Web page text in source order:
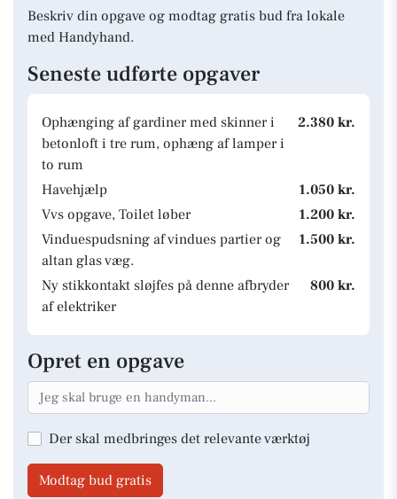
Beskriv din opgave og modtag gratis bud fra lokale
med Handyhand.
Seneste udførte opgaver
Ophænging af gardiner med skinner i
betonloft i tre rum, ophæng af lamper i
to rum
2.380 kr.
Havehjælp
1.050 kr.
Vvs opgave, Toilet løber
1.200 kr.
Vinduespudsning af vindues partier og
altan glas væg.
1.500 kr.
Ny stikkontakt sløjfes på denne afbryder
af elektriker
800 kr.
Opret en opgave
Der skal medbringes det relevante værktøj
Modtag bud gratis